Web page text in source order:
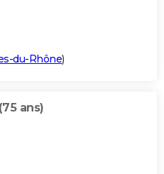
du-Rhône)
(75 ans)